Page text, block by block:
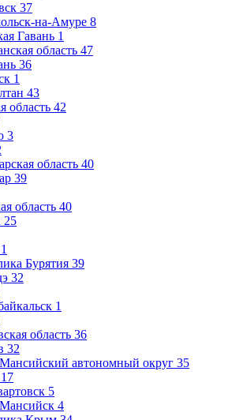
37
на-Амуре 8
Гавань 1
область 47
36
1
43
область 42
3
область 40
39
область 40
25
1
Бурятия 39
32
1
область 36
32
автономный округ 35
17
5
4